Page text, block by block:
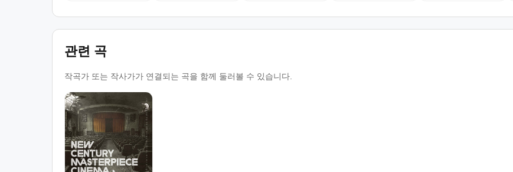
관련 곡
작곡가 또는 작사가가 연결되는 곡을 함께 둘러볼 수 있습니다.